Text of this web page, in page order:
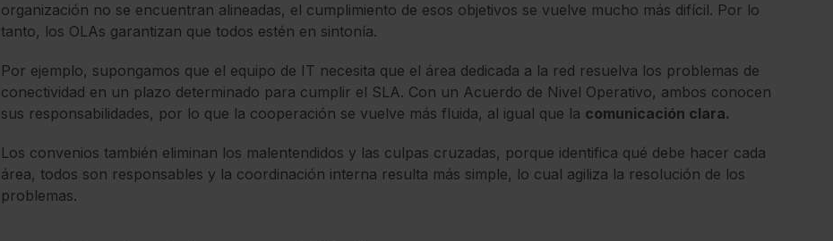
organización no se encuentran alineadas, el cumplimiento de esos objetivos se vuelve mucho más difícil. Por lo
tanto, los OLAs garantizan que todos estén en sintonía.
Por ejemplo, supongamos que el equipo de IT necesita que el área dedicada a la red resuelva los problemas de
conectividad en un plazo determinado para cumplir el SLA. Con un Acuerdo de Nivel Operativo, ambos conocen
sus responsabilidades, por lo que la cooperación se vuelve más fluida, al igual que la comunicación clara.
Los convenios también eliminan los malentendidos y las culpas cruzadas, porque identifica qué debe hacer cada
área, todos son responsables y la coordinación interna resulta más simple, lo cual agiliza la resolución de los
problemas.